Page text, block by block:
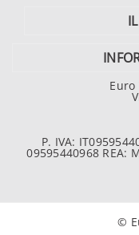
Euro
P. IVA:
09595440968 REA:
©